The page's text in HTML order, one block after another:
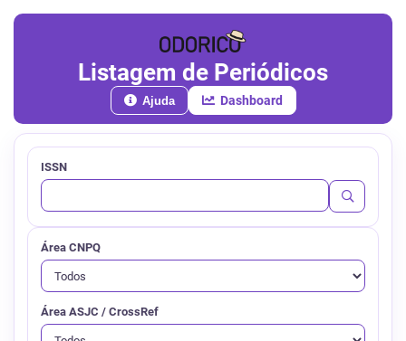
Listagem de Periódicos
Ajuda Dashboard
ISSN
Área CNPQ
Área ASJC / CrossRef